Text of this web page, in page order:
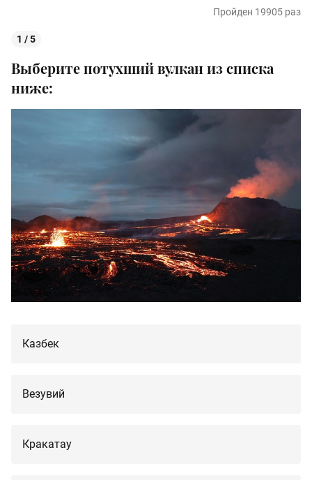
Пройден 19905 раз
1 / 5
Выберите потухший вулкан из списка
ниже:
Казбек
Везувий
Кракатау